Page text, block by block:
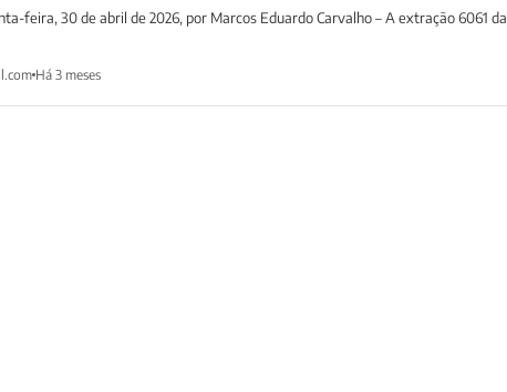
feira, 30 de abril de 2026, por Marcos Eduardo Carvalho – A extração 6061 da
Há 3 meses